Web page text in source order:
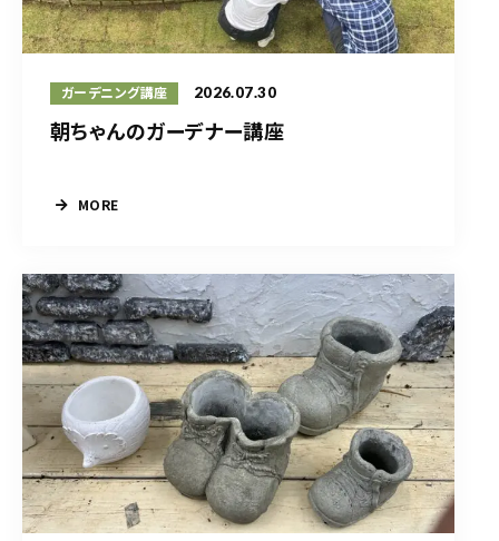
ガーデニング講座 2026.07.30
朝ちゃんのガーデナー講座
MORE